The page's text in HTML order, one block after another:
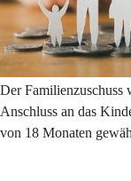
Der
Anschluss an das
von 18 Monaten